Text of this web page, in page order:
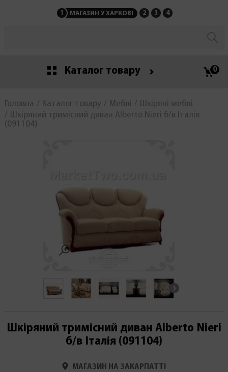
1 МАГАЗИН У ХАРКОВІ 2 МАГАЗИН НА
3 СЕРВІСНИЙ ЦЕНТР
4
Каталог товару 0
Головна Каталог товару Меблі
Шкіряні меблі
Шкіряний тримісний диван Alberto Nieri б/в Італія
(091104)
Шкіряний тримісний диван Alberto Nieri
б/в Італія (091104)
МАГАЗИН НА ЗАКАРПАТТІ